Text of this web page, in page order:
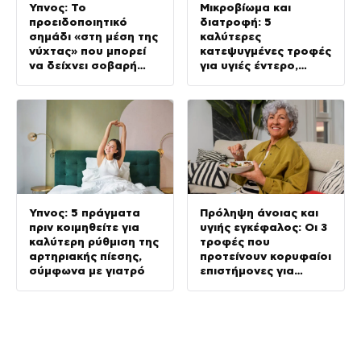
Ύπνος: Το
προειδοποιητικό
σημάδι «στη μέση της
νύχτας» που μπορεί
να δείχνει σοβαρή
Μικροβίωμα και
διατροφή: 5
καλύτερες
κατεψυγμένες τροφές
για υγιές έντερο,
Ύπνος: 5 πράγματα
πριν κοιμηθείτε για
καλύτερη ρύθμιση της
αρτηριακής πίεσης,
σύμφωνα με γιατρό
Πρόληψη άνοιας και
υγιής εγκέφαλος: Οι 3
τροφές που
προτείνουν κορυφαίοι
επιστήμονες για